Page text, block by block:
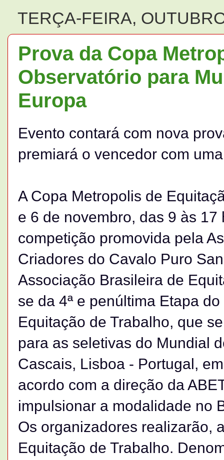
TERÇA-FEIRA,
Prova da Copa
Observatório para
Europa
Evento contará com nova
premiará o vencedor com
A Copa Metropolis de
e 6 de novembro, das 9 às
competição promovida pela
Criadores do Cavalo Puro
Associação Brasileira de
se da 4ª e penúltima Etapa
Equitação de Trabalho, que
para as seletivas do Mundial
Cascais, Lisboa - Portugal,
acordo com a direção da
impulsionar a modalidade no
Os organizadores realizarão,
Equitação de Trabalho.